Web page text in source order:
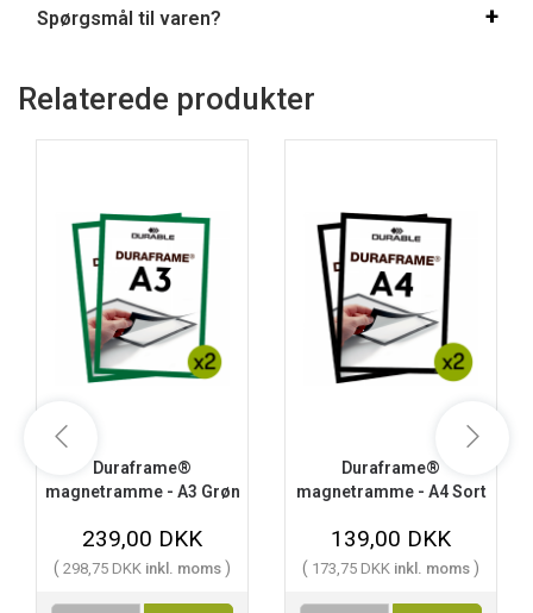
Spørgsmål til varen?
Relaterede produkter
Duraframe®
magnetramme - A3 Grøn
239,00 DKK
( 298,75 DKK inkl. moms )
Duraframe®
magnetramme - A4 Sort
139,00 DKK
( 173,75 DKK inkl. moms )